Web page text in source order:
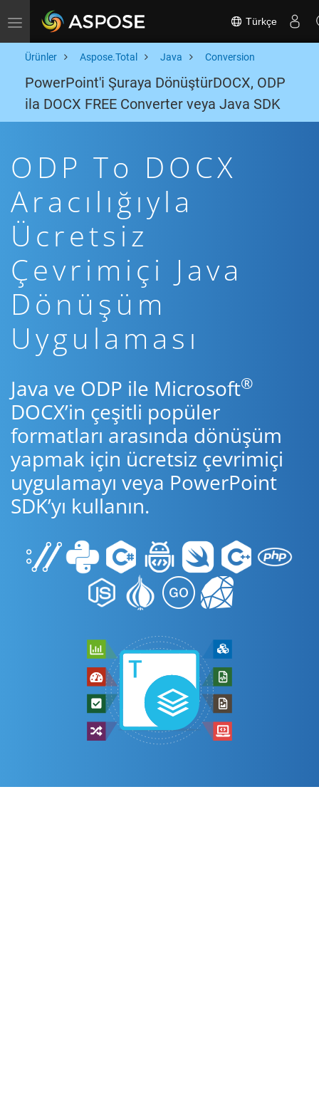
Toggle navigation Türkçe
Ürünler Aspose.Total Java Conversion
PowerPoint'i Şuraya DönüştürDOCX, ODP
ila DOCX FREE Converter veya Java SDK
ODP To DOCX
Aracılığıyla
Ücretsiz
Çevrimiçi Java
Dönüşüm
Uygulaması
Java ve ODP ile Microsoft®
DOCX’in çeşitli popüler
formatları arasında dönüşüm
yapmak için ücretsiz çevrimiçi
uygulamayı veya PowerPoint
SDK’yı kullanın.